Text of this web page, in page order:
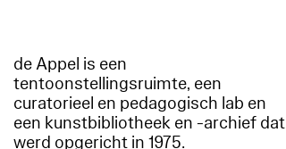
de Appel is een
tentoonstellingsruimte, een
curatorieel en pedagogisch lab en
een kunstbibliotheek en -archief dat
werd opgericht in 1975.